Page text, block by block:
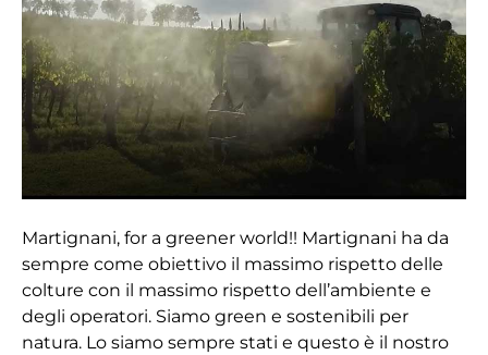
Martignani, for a greener world!! Martignani ha da
sempre come obiettivo il massimo rispetto delle
colture con il massimo rispetto dell’ambiente e
degli operatori. Siamo green e sostenibili per
natura. Lo siamo sempre stati e questo è il nostro